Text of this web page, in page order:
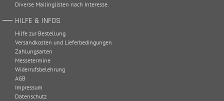
Diverse Mailinglisten nach Interesse.
HILFE & INFOS
Hilfe zur Bestellung
Versandkosten und Lieferbedingungen
Zahlungsarten
Messetermine
Widerrufsbelehrung
AGB
Impressum
Datenschutz